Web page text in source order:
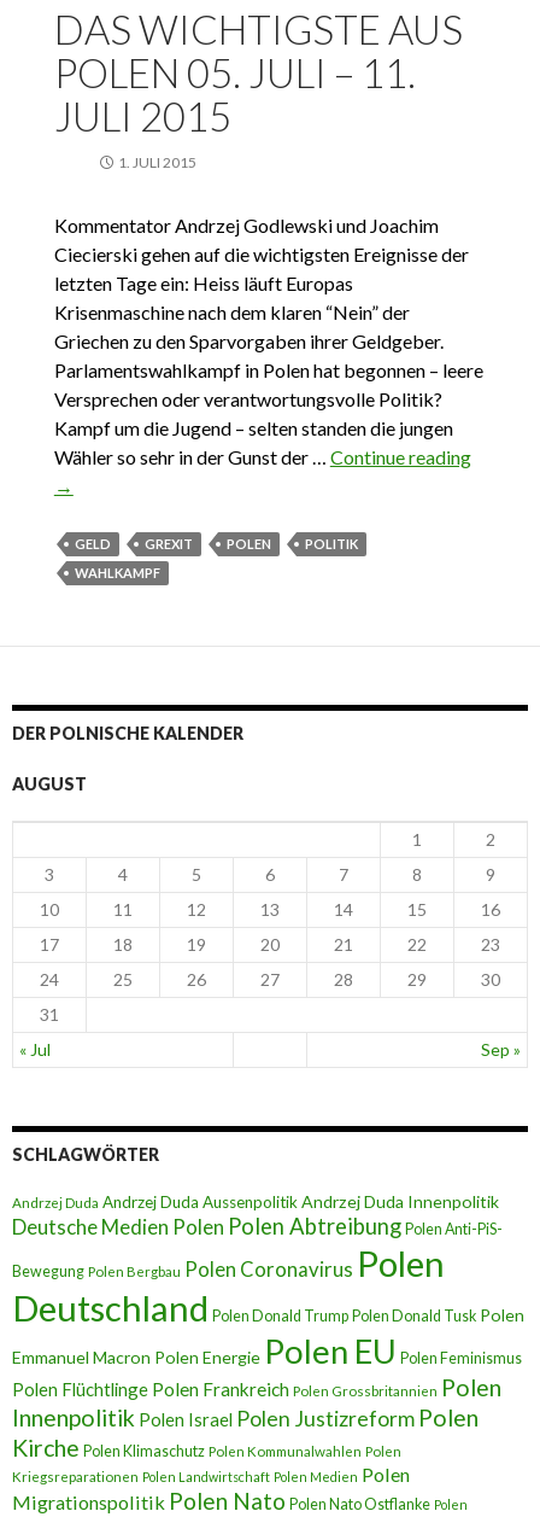
DAS WICHTIGSTE AUS
POLEN 05. JULI – 11.
JULI 2015
1. JULI 2015
Kommentator Andrzej Godlewski und Joachim
Ciecierski gehen auf die wichtigsten Ereignisse der
letzten Tage ein: Heiss läuft Europas
Krisenmaschine nach dem klaren “Nein” der
Griechen zu den Sparvorgaben ihrer Geldgeber.
Parlamentswahlkampf in Polen hat begonnen – leere
Versprechen oder verantwortungsvolle Politik?
Kampf um die Jugend – selten standen die jungen
Wähler so sehr in der Gunst der … Continue readingDas
→
GELD GREXIT POLEN
POLITIK
WAHLKAMPF
DER POLNISCHE KALENDER
AUGUST
« Jul Sep »
1
2
3
4 5 6 7 8
9
10
11 12 13 14 15
16
17
18 19 20 21 22
23
24
25 26 27 28 29
30
31
SCHLAGWÖRTER
Andrzej Duda Andrzej Duda AussenpolitikAndrzej Duda Innenpolitik
Deutsche Medien Polen Polen Abtreibung Polen Anti-PiS-
Bewegung Polen Bergbau Polen Coronavirus Polen
Deutschland Polen Donald Trump Polen Donald Tusk Polen
Emmanuel Macron Polen Energie Polen EU Polen Feminismus
Polen Flüchtlinge Polen Frankreich Polen Grossbritannien Polen
Innenpolitik Polen Israel Polen Justizreform Polen
Kirche Polen Klimaschutz Polen Kommunalwahlen Polen
Kriegsreparationen Polen Landwirtschaft Polen Medien Polen
Migrationspolitik Polen Nato Polen Nato Ostflanke Polen